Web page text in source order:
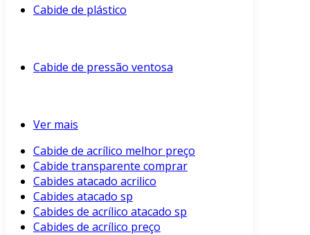
Cabide de plástico
Cabide de pressão ventosa
Ver mais
Cabide de acrílico melhor preço
Cabide transparente comprar
Cabides atacado acrilico
Cabides atacado sp
Cabides de acrílico atacado sp
Cabides de acrílico preço